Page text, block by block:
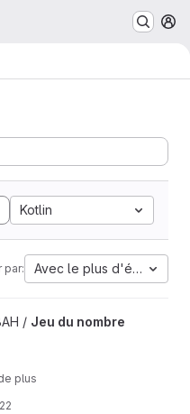
Kotlin
par: Avec le plus d'étoiles
iOS Android
/ Jeu du nombre
plus